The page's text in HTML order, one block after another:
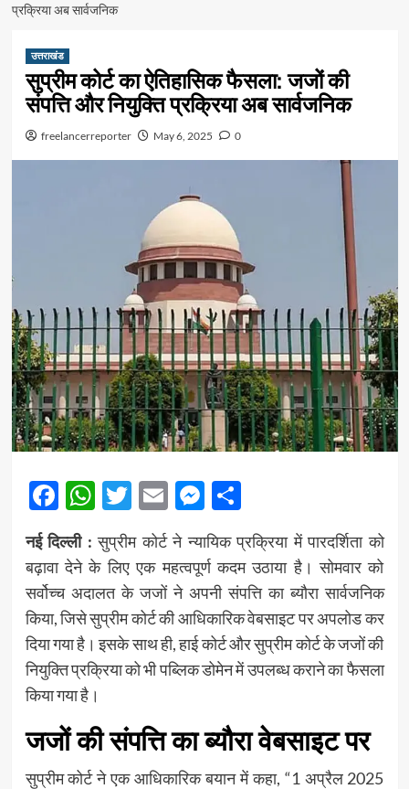
प्रक्रिया अब सार्वजनिक
उत्तराखंड
सुप्रीम कोर्ट का ऐतिहासिक फैसला: जजों की
संपत्ति और नियुक्ति प्रक्रिया अब सार्वजनिक
freelancerreporter May 6, 2025 0
Facebook
WhatsApp
Twitter
EmailMessenger
Share
नई दिल्ली :सुप्रीम कोर्ट ने न्यायिक प्रक्रिया में पारदर्शिता को
बढ़ावा देने के लिए एक महत्वपूर्ण कदम उठाया है। सोमवार को
सर्वोच्च अदालत के जजों ने अपनी संपत्ति का ब्यौरा सार्वजनिक
किया, जिसे सुप्रीम कोर्ट की आधिकारिक वेबसाइट पर अपलोड कर
दिया गया है। इसके साथ ही, हाई कोर्ट और सुप्रीम कोर्ट के जजों की
नियुक्ति प्रक्रिया को भी पब्लिक डोमेन में उपलब्ध कराने का फैसला
किया गया है।
जजों की संपत्ति का ब्यौरा वेबसाइट पर
सुप्रीम कोर्ट ने एक आधिकारिक बयान में कहा, “1 अप्रैल 2025